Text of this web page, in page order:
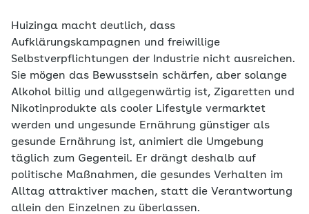
Huizinga macht deutlich, dass
Aufklärungskampagnen und freiwillige
Selbstverpflichtungen der Industrie nicht ausreichen.
Sie mögen das Bewusstsein schärfen, aber solange
Alkohol billig und allgegenwärtig ist, Zigaretten und
Nikotinprodukte als cooler Lifestyle vermarktet
werden und ungesunde Ernährung günstiger als
gesunde Ernährung ist, animiert die Umgebung
täglich zum Gegenteil. Er drängt deshalb auf
politische Maßnahmen, die gesundes Verhalten im
Alltag attraktiver machen, statt die Verantwortung
allein den Einzelnen zu überlassen.